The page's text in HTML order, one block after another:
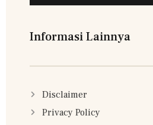
Informasi Lainnya
Disclaimer
Privacy Policy